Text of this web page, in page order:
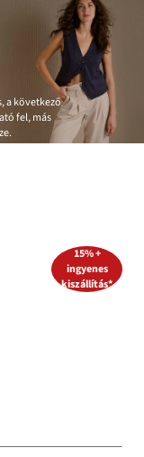
a következő
fel, más
15% +
ingyenes
kiszállítás*